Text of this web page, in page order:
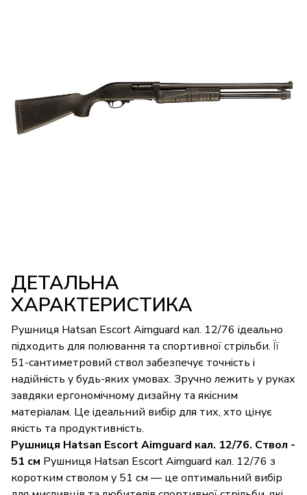
ДЕТАЛЬНА
ХАРАКТЕРИСТИКА
Рушниця Hatsan Escort Aimguard кал. 12/76 ідеально
підходить для полювання та спортивної стрільби. Її
51-сантиметровий ствол забезпечує точність і
надійність у будь-яких умовах. Зручно лежить у руках
завдяки ергономічному дизайну та якісним
матеріалам. Це ідеальний вибір для тих, хто цінує
якість та продуктивність.
Рушниця Hatsan Escort Aimguard кал. 12/76. Ствол -
51 см Рушниця Hatsan Escort Aimguard кал. 12/76 з
коротким стволом у 51 см — це оптимальний вибір